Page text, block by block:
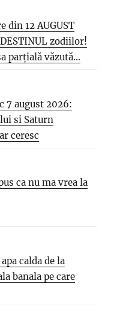
din 12 AUGUST
zodiilor!
parțială văzută...
7 august 2026:
si Saturn
ceresc
ca nu ma vrea la
calda de la
banala pe care